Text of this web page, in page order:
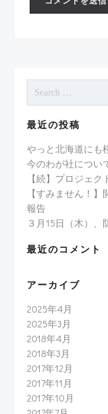
Search
最近の投稿
やっと北海道にも
今のわが社につい
【続】プロジェ
【すみません！
報告
３月15日（木）、
最近のコメント
アーカイブ
2025年4月
2025年3月
2018年4月
2018年3月
2017年12月
2017年11月
2017年10月